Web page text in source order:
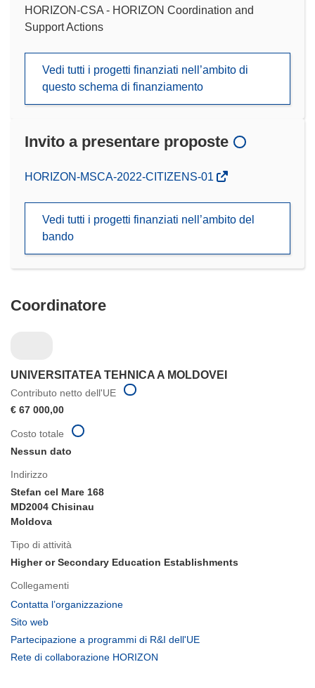
HORIZON-CSA - HORIZON Coordination and
Support Actions
Vedi tutti i progetti finanziati nell’ambito di
questo schema di finanziamento
Invito a presentare proposte
(si
nuova
HORIZON-MSCA-2022-CITIZENS-01
Vedi tutti i progetti finanziati nell’ambito del
bando
Coordinatore
UNIVERSITATEA TEHNICA A MOLDOVEI
Contributo netto dell'UE
€ 67 000,00
Indirizzo
Stefan cel Mare 168
MD2004 Chisinau
Moldova
Tipo di attività
Higher or Secondary Education Establishments
Collegamenti
Contatta l’organizzazione
nuova
Sito web
apre
Partecipazione a programmi di R&I dell'UE
Rete di collaborazione HORIZON
Costo totale
Nessun dato